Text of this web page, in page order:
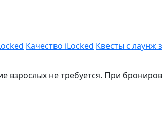
Качество iLocked Квесты с лаунж
взрослых не требуется. При